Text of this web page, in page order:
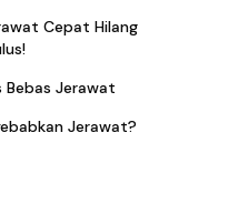
Cepat Hilang
Bebas Jerawat
Jerawat?